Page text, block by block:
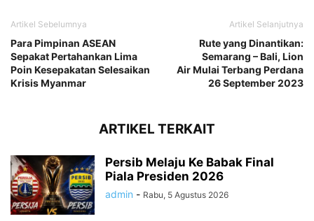
Artikel Sebelumnya
Para Pimpinan ASEAN
Sepakat Pertahankan Lima
Poin Kesepakatan Selesaikan
Krisis Myanmar
Artikel Selanjutnya
Rute yang Dinantikan:
Semarang – Bali, Lion
Air Mulai Terbang Perdana
26 September 2023
ARTIKEL TERKAIT
Persib Melaju Ke Babak Final
Piala Presiden 2026
admin - Rabu, 5 Agustus 2026